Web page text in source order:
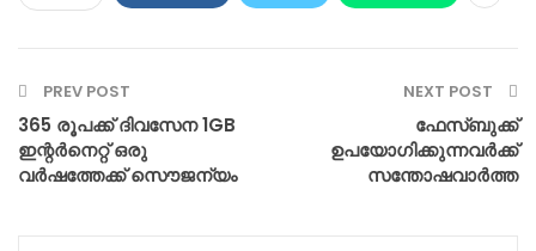
PREV POST
365 രൂപക്ക് ദിവസേന 1GB
ഇന്റര്‍നെറ്റ് ഒരു
വര്‍ഷത്തേക്ക് സൌജന്യം
NEXT POST
ഫേസ്ബുക്ക്‌
ഉപയോഗിക്കുന്നവര്‍ക്ക്
സന്തോഷവാര്‍ത്ത